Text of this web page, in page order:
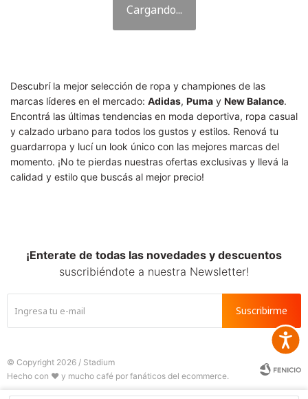
Descubrí la mejor selección de ropa y championes de las
marcas líderes en el mercado: Adidas, Puma y New Balance.
Encontrá las últimas tendencias en moda deportiva, ropa casual
y calzado urbano para todos los gustos y estilos. Renová tu
guardarropa y lucí un look único con las mejores marcas del
momento. ¡No te pierdas nuestras ofertas exclusivas y llevá la
calidad y estilo que buscás al mejor precio!
¡Enterate de todas las novedades y descuentos
suscribiéndote a nuestra Newsletter!
Suscribirme
© Copyright 2026 / Stadium
      